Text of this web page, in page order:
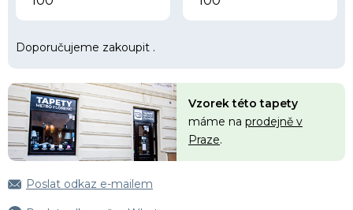
Doporučujeme zakoupit .
Vzorek této tapety
máme na prodejně v
Praze.
Poslat odkaz e-mailem